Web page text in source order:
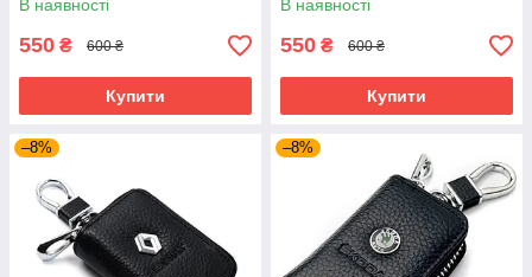
В наявності
550 ₴ 600 ₴
Купити
В наявності
550 ₴ 600 ₴
Купити
–8% –8%